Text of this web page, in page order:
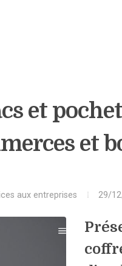
et
et
aux entreprises 29/